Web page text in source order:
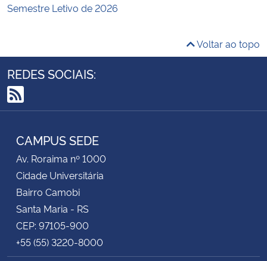
Semestre Letivo de 2026
Voltar ao topo
REDES SOCIAIS:
RSS
CAMPUS SEDE
Av. Roraima nº 1000
Cidade Universitária
Bairro Camobi
Santa Maria - RS
CEP: 97105-900
+55 (55) 3220-8000